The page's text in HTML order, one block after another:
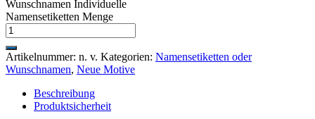
Wunschnamen Individuelle
Namensetiketten Menge
Artikelnummer: n. v. Kategorien: Namensetiketten oder
Wunschnamen, Neue Motive
Beschreibung
Produktsicherheit